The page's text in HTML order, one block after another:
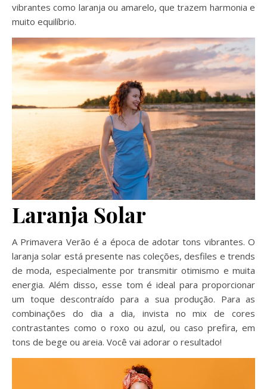
vibrantes como laranja ou amarelo, que trazem harmonia e
muito equilíbrio.
Laranja Solar
A Primavera Verão é a época de adotar tons vibrantes. O
laranja solar está presente nas coleções, desfiles e trends
de moda, especialmente por transmitir otimismo e muita
energia. Além disso, esse tom é ideal para proporcionar
um toque descontraído para a sua produção. Para as
combinações do dia a dia, invista no mix de cores
contrastantes como o roxo ou azul, ou caso prefira, em
tons de bege ou areia. Você vai adorar o resultado!